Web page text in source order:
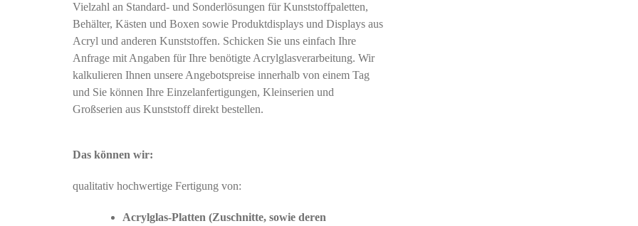
Vielzahl an Standard- und Sonderlösungen für Kunststoffpaletten,
Behälter, Kästen und Boxen sowie Produktdisplays und Displays aus
Acryl und anderen Kunststoffen. Schicken Sie uns einfach Ihre
Anfrage mit Angaben für Ihre benötigte Acrylglasverarbeitung. Wir
kalkulieren Ihnen unsere Angebotspreise innerhalb von einem Tag
und Sie können Ihre Einzelanfertigungen, Kleinserien und
Großserien aus Kunststoff direkt bestellen.
Das können wir:
qualitativ hochwertige Fertigung von:
Acrylglas-Platten (Zuschnitte, sowie deren